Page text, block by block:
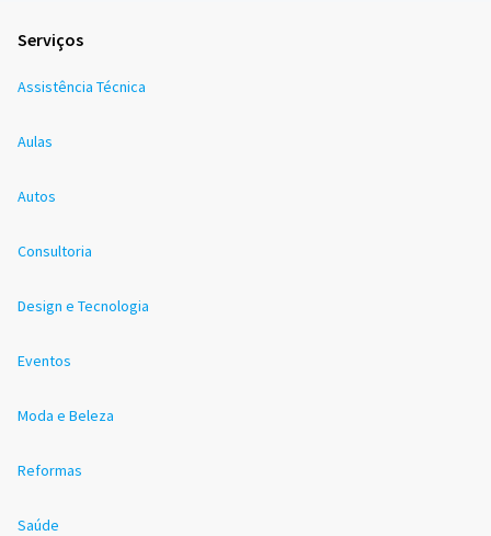
Serviços
Assistência Técnica
Aulas
Autos
Consultoria
Design e Tecnologia
Eventos
Moda e Beleza
Reformas
Saúde